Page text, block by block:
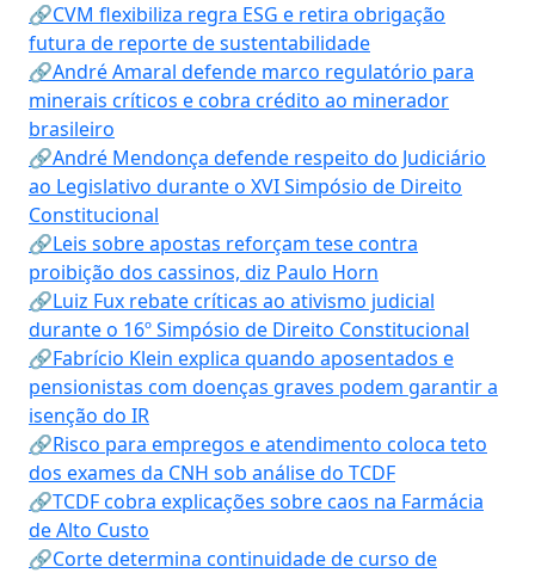
🔗CVM flexibiliza regra ESG e retira obrigação
futura de reporte de sustentabilidade
🔗André Amaral defende marco regulatório para
minerais críticos e cobra crédito ao minerador
brasileiro
🔗André Mendonça defende respeito do Judiciário
ao Legislativo durante o XVI Simpósio de Direito
Constitucional
🔗Leis sobre apostas reforçam tese contra
proibição dos cassinos, diz Paulo Horn
🔗Luiz Fux rebate críticas ao ativismo judicial
durante o 16º Simpósio de Direito Constitucional
🔗Fabrício Klein explica quando aposentados e
pensionistas com doenças graves podem garantir a
isenção do IR
🔗Risco para empregos e atendimento coloca teto
dos exames da CNH sob análise do TCDF
🔗TCDF cobra explicações sobre caos na Farmácia
de Alto Custo
🔗Corte determina continuidade de curso de